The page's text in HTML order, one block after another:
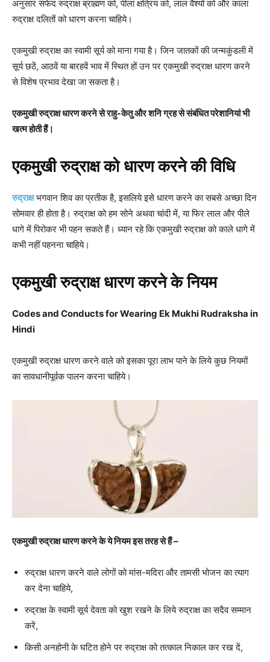
अनुसार सफेद रुद्राक्ष ब्राह्मण को, पीला क्षत्रिय को, लाल वैश्यों को और काला
रुद्राक्ष दलितों को धारण करना चाहिये।
एकमुखी रुद्राक्ष का स्वामी सूर्य को माना गया है। जिन जातकों की जन्मकुंडली में
सूर्य छठें, आठवें या बारहवें भाव में स्थित हों उन पर एकमुखी रुद्राक्ष धारण करने
से विशेष प्रभाव देखा जा सकता है।
एकमुखी रुद्राक्ष धारण करने से राहु-केतु और शनि ग्रह से संबंधित परेशानियां भी
खत्म होती हैं।
एकमुखी रुद्राक्ष को धारण करने की विधि
रुद्राक्षभगवान शिव का प्रतीक है, इसलिये इसे धारण करने का सबसे अच्छा दिन
सोमवार ही होता है। रुद्राक्ष को हम सोने अथवा चांदी में, या फिर लाल और पीले
धागे में पिरोकर भी पहन सकते हैं। ध्यान रहे कि एकमुखी रुद्राक्ष को काले धागे में
कभी नहीं पहनना चाहिये।
एकमुखी रुद्राक्ष धारण करने के नियम
Codes and Conducts for Wearing Ek Mukhi Rudraksha in
Hindi
एकमुखी रुद्राक्ष धारण करने वाले को इसका पूरा लाभ पाने के लिये कुछ नियमों
का सावधानीपूर्वक पालन करना चाहिये।
एकमुखी रुद्राक्ष धारण करने के ये नियम इस तरह से हैं –
रुद्राक्ष धारण करने वाले लोगों को मांस-मदिरा और तामसी भोजन का त्याग
कर देना चाहिये,
रुद्राक्ष के स्वामी सूर्य देवता को खुश रखने के लिये रुद्राक्ष का सदैव सम्मान
करें,
किसी अनहोनी के घटित होने पर रुद्राक्ष को तत्काल निकाल कर रख दें,